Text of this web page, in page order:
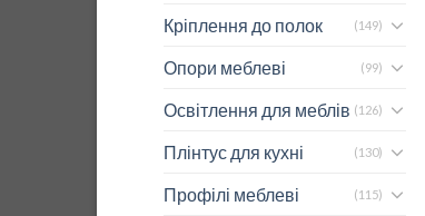
Кріплення до полок (149)
Опори меблеві (99)
Освітлення для меблів (126)
Плінтус для кухні (130)
Профілі меблеві (115)
34,11$
ДОДАТИ В КОШИК